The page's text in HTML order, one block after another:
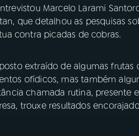
Marcelo Larami
que detalhou as pesquisas
contra picadas de cobras.
extraído de algumas frutas
ofídicos, mas também
chamada rutina, presente
trouxe resultados